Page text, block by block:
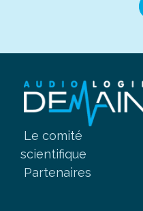
Le comité
scientifique
Partenaires